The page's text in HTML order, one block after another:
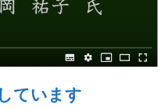
ています